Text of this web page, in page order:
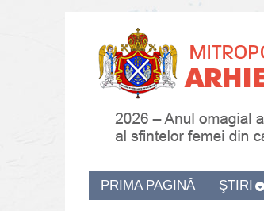
PRIMA PAGINĂ ŞTIRI